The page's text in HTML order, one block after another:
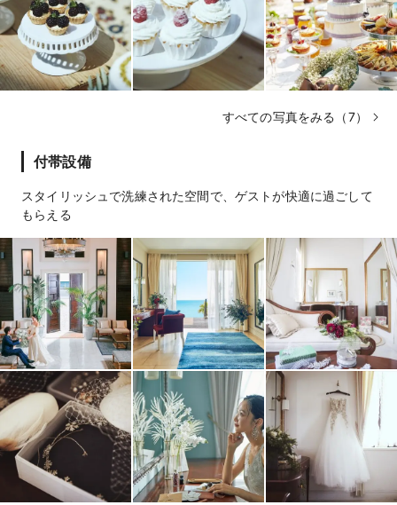
すべての写真をみる（7）
付帯設備
スタイリッシュで洗練された空間で、ゲストが快適に過ごして
もらえる